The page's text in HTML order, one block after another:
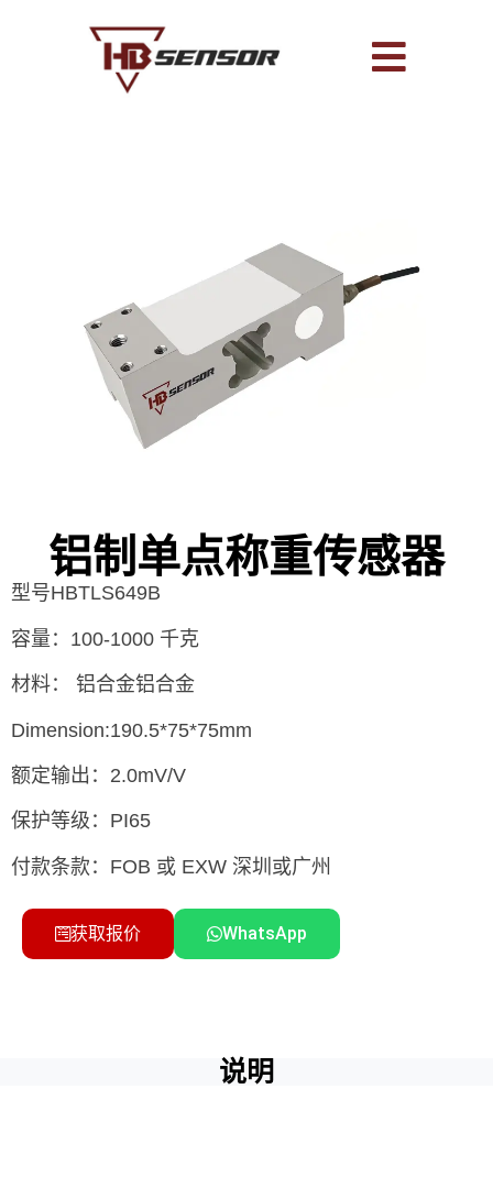
铝制单点称重传感器
型号HBTLS649B
容量：100-1000 千克
材料： 铝合金铝合金
Dimension:190.5*75*75mm
额定输出：2.0mV/V
保护等级：PI65
付款条款：FOB 或 EXW 深圳或广州
获取报价 WhatsApp
说明